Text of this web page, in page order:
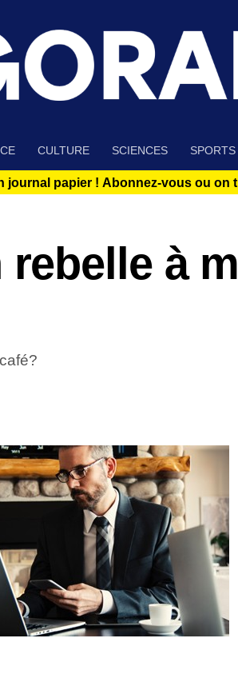
CULTURE SCIENCES SPORTS
journal papier ! Abonnez-vous ou on
rebelle à